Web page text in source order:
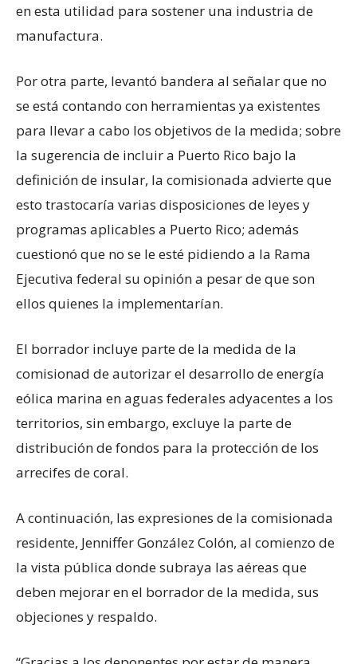
en esta utilidad para sostener una industria de
manufactura.
Por otra parte, levantó bandera al señalar que no
se está contando con herramientas ya existentes
para llevar a cabo los objetivos de la medida; sobre
la sugerencia de incluir a Puerto Rico bajo la
definición de insular, la comisionada advierte que
esto trastocaría varias disposiciones de leyes y
programas aplicables a Puerto Rico; además
cuestionó que no se le esté pidiendo a la Rama
Ejecutiva federal su opinión a pesar de que son
ellos quienes la implementarían.
El borrador incluye parte de la medida de la
comisionad de autorizar el desarrollo de energía
eólica marina en aguas federales adyacentes a los
territorios, sin embargo, excluye la parte de
distribución de fondos para la protección de los
arrecifes de coral.
A continuación, las expresiones de la comisionada
residente, Jenniffer González Colón, al comienzo de
la vista pública donde subraya las aéreas que
deben mejorar en el borrador de la medida, sus
objeciones y respaldo.